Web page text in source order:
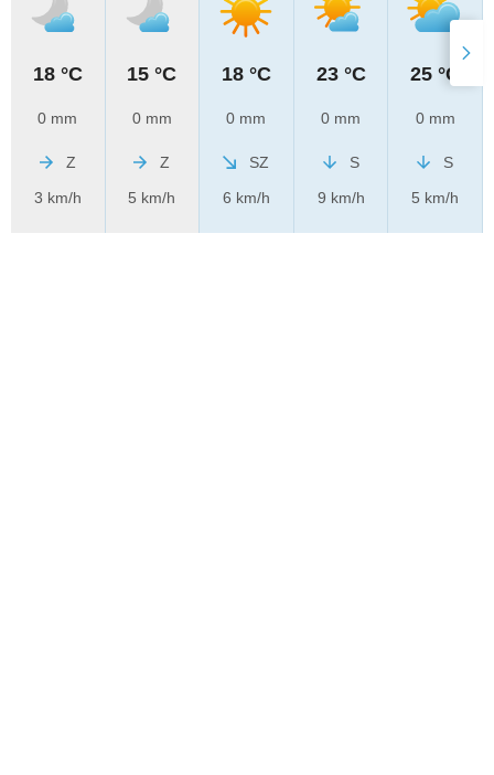
18 °C
0 mm
Z
3 km/h
15 °C
0 mm
Z
5 km/h
18 °C
0 mm
SZ
6 km/h
23 °C
0 mm
S
9 km/h
25 °C
0 mm
S
5 km/h